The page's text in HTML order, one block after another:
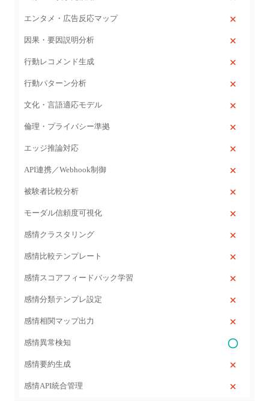
エンタメ・広告反応マップ
因果・要因説明分析
行動レコメンド生成
行動パターン分析
文化・言語適応モデル
倫理・プライバシー準拠
エッジ推論対応
API連携／Webhook制御
被験者比較分析
モーダル信頼度可視化
感情クラスタリング
感情比較テンプレート
感情スコアフィードバック学習
感情分類テンプレ設定
感情相関マップ出力
感情異常検知
感情要約生成
感情API統合管理